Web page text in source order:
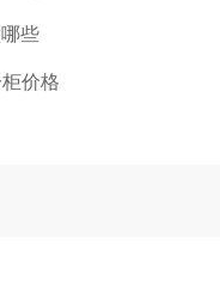
哪些
价格